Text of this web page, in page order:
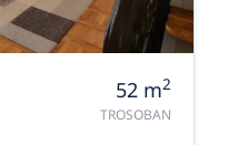
52 m2
TROSOBAN